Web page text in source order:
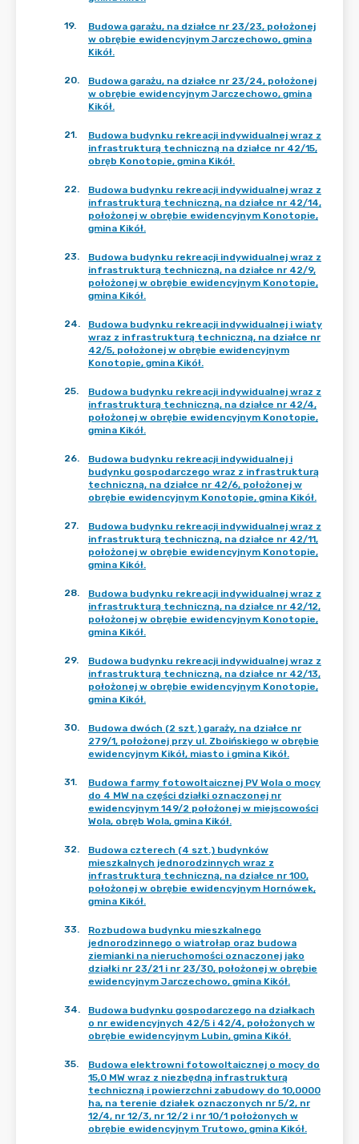
19.
Budowa garażu, na działce nr 23/23, położonej
w obrębie ewidencyjnym Jarczechowo, gmina
Kikół.
20.
Budowa garażu, na działce nr 23/24, położonej
w obrębie ewidencyjnym Jarczechowo, gmina
Kikół.
21.
Budowa budynku rekreacji indywidualnej wraz z
infrastrukturą techniczną na działce nr 42/15,
obręb Konotopie, gmina Kikół.
22.
Budowa budynku rekreacji indywidualnej wraz z
infrastrukturą techniczną, na działce nr 42/14,
położonej w obrębie ewidencyjnym Konotopie,
gmina Kikół.
23.
Budowa budynku rekreacji indywidualnej wraz z
infrastrukturą techniczną, na działce nr 42/9,
położonej w obrębie ewidencyjnym Konotopie,
gmina Kikół.
24.
Budowa budynku rekreacji indywidualnej i wiaty
wraz z infrastrukturą techniczną, na działce nr
42/5, położonej w obrębie ewidencyjnym
Konotopie, gmina Kikół.
25.
Budowa budynku rekreacji indywidualnej wraz z
infrastrukturą techniczną, na działce nr 42/4,
położonej w obrębie ewidencyjnym Konotopie,
gmina Kikół.
26.
Budowa budynku rekreacji indywidualnej i
budynku gospodarczego wraz z infrastrukturą
techniczną, na działce nr 42/6, położonej w
obrębie ewidencyjnym Konotopie, gmina Kikół.
27.
Budowa budynku rekreacji indywidualnej wraz z
infrastrukturą techniczną, na działce nr 42/11,
położonej w obrębie ewidencyjnym Konotopie,
gmina Kikół.
28.
Budowa budynku rekreacji indywidualnej wraz z
infrastrukturą techniczną, na działce nr 42/12,
położonej w obrębie ewidencyjnym Konotopie,
gmina Kikół.
29.
Budowa budynku rekreacji indywidualnej wraz z
infrastrukturą techniczną, na działce nr 42/13,
położonej w obrębie ewidencyjnym Konotopie,
gmina Kikół.
30.
Budowa dwóch (2 szt.) garaży, na działce nr
279/1, położonej przy ul. Zboińskiego w obrębie
ewidencyjnym Kikół, miasto i gmina Kikół.
31.
Budowa farmy fotowoltaicznej PV Wola o mocy
do 4 MW na części działki oznaczonej nr
ewidencyjnym 149/2 położonej w miejscowości
Wola, obręb Wola, gmina Kikół.
32.
Budowa czterech (4 szt.) budynków
mieszkalnych jednorodzinnych wraz z
infrastrukturą techniczną, na działce nr 100,
położonej w obrębie ewidencyjnym Hornówek,
gmina Kikół.
33.
Rozbudowa budynku mieszkalnego
jednorodzinnego o wiatrołap oraz budowa
ziemianki na nieruchomości oznaczonej jako
działki nr 23/21 i nr 23/30, położonej w obrębie
ewidencyjnym Jarczechowo, gmina Kikół.
34.
Budowa budynku gospodarczego na działkach
o nr ewidencyjnych 42/5 i 42/4, położonych w
obrębie ewidencyjnym Lubin, gmina Kikół.
35.
Budowa elektrowni fotowoltaicznej o mocy do
15,0 MW wraz z niezbędną infrastrukturą
techniczną i powierzchni zabudowy do 10,0000
ha, na terenie działek oznaczonych nr 5/2, nr
12/4, nr 12/3, nr 12/2 i nr 10/1 położonych w
obrębie ewidencyjnym Trutowo, gmina Kikół.